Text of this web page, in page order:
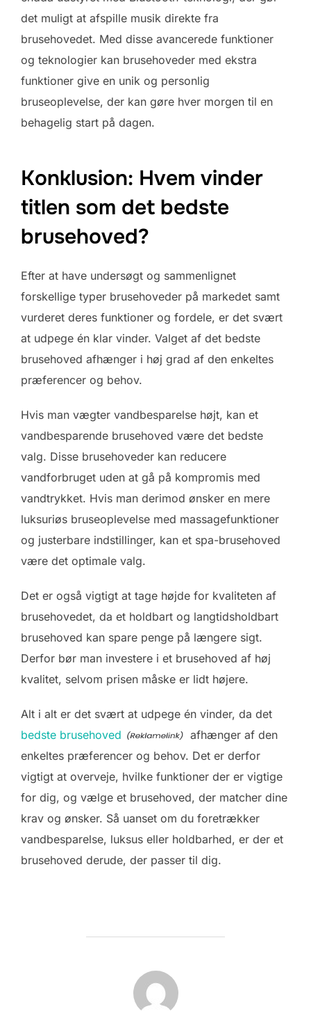
det muligt at afspille musik direkte fra
brusehovedet. Med disse avancerede funktioner
og teknologier kan brusehoveder med ekstra
funktioner give en unik og personlig
bruseoplevelse, der kan gøre hver morgen til en
behagelig start på dagen.
Konklusion: Hvem vinder
titlen som det bedste
brusehoved?
Efter at have undersøgt og sammenlignet
forskellige typer brusehoveder på markedet samt
vurderet deres funktioner og fordele, er det svært
at udpege én klar vinder. Valget af det bedste
brusehoved afhænger i høj grad af den enkeltes
præferencer og behov.
Hvis man vægter vandbesparelse højt, kan et
vandbesparende brusehoved være det bedste
valg. Disse brusehoveder kan reducere
vandforbruget uden at gå på kompromis med
vandtrykket. Hvis man derimod ønsker en mere
luksuriøs bruseoplevelse med massagefunktioner
og justerbare indstillinger, kan et spa-brusehoved
være det optimale valg.
Det er også vigtigt at tage højde for kvaliteten af
brusehovedet, da et holdbart og langtidsholdbart
brusehoved kan spare penge på længere sigt.
Derfor bør man investere i et brusehoved af høj
kvalitet, selvom prisen måske er lidt højere.
Alt i alt er det svært at udpege én vinder, da det
bedste brusehoved
afhænger af den
enkeltes præferencer og behov. Det er derfor
vigtigt at overveje, hvilke funktioner der er vigtige
for dig, og vælge et brusehoved, der matcher dine
krav og ønsker. Så uanset om du foretrækker
vandbesparelse, luksus eller holdbarhed, er der et
brusehoved derude, der passer til dig.
FORFATTER